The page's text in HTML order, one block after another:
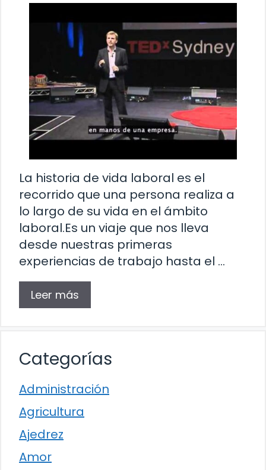
La historia de vida laboral es el
recorrido que una persona realiza a
lo largo de su vida en el ámbito
laboral.Es un viaje que nos lleva
desde nuestras primeras
experiencias de trabajo hasta el …
Leer más
Categorías
Administración
Agricultura
Ajedrez
Amor